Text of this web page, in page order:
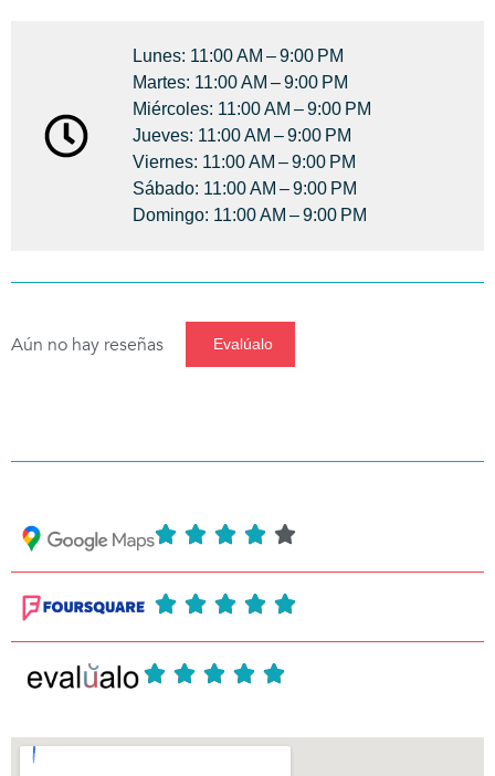
Lunes: 11:00 AM – 9:00 PM
Martes: 11:00 AM – 9:00 PM
Miércoles: 11:00 AM – 9:00 PM
Jueves: 11:00 AM – 9:00 PM
Viernes: 11:00 AM – 9:00 PM
Sábado: 11:00 AM – 9:00 PM
Domingo: 11:00 AM – 9:00 PM
Aún no hay reseñas Evalúalo